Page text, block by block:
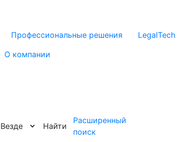
Профессиональные решения
LegalTech
О компании
Найти
Расширенный
поиск